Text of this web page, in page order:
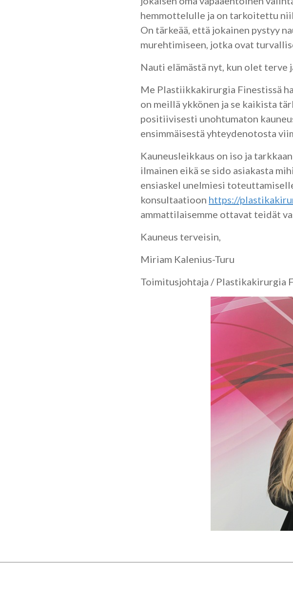
hemmottelulle ja on tarkoitettu
On tärkeää, että jokainen pystyy
murehtimiseen, jotka ovat
Nauti elämästä nyt, kun olet terve
Me Plastiikkakirurgia Finestissä
on meillä ykkönen ja se kaikista
positiivisesti unohtumaton
ensimmäisestä yhteydenotosta
Kauneusleikkaus on iso ja
ilmainen eikä se sido asiakasta
ensiaskel unelmiesi
konsultaatioon https://
ammattilaisemme ottavat teidät
Kauneus terveisin,
Miriam Kalenius-Turu
Toimitusjohtaja / Plastikakirurgia